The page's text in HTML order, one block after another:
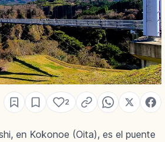
2
en Kokonoe (Oita), es el puente